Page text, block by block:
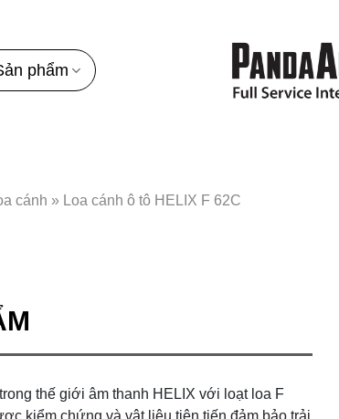
phẩm
cánh » Loa cánh ô tô HELIX F 62C
thế giới âm thanh HELIX với loạt loa F
kiểm chứng và vật liệu tiên tiến đảm bảo trải